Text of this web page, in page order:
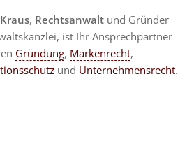
, Rechtsanwalt und Gründer
ist Ihr Ansprechpartner
Gründung, Markenrecht,
und Unternehmensrecht.